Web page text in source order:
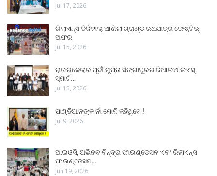
Jul 17, 2026
ରିଲାଏନ୍ସ ଡିଜିଟାଲ୍ ଆଣିଲା ଗ୍ରାଣ୍ଡ ରଥଯାତ୍ରା ଫେଷ୍ଟିଭ୍
ଅଫର
Jul 15, 2026
ରାଉରକେଲାର ପୂର୍ବୀ ଗୁପ୍ତା ସିଙ୍ଗାପୁରର ଜିଆଇଆଇଏସ୍
ସ୍ମାର୍ଟ…
Jul 15, 2026
ପାଣ୍ଡିଆନଙ୍କ ନାଁ ମୋଦି କହିଥିବେ !
Jul 9, 2026
ଆଇଓସି, ଅଭିନବ ବିନ୍ଦ୍ରା ଫାଉଣ୍ଡେସନ ଏବଂ ରିଲାଏନ୍ସ
ଫାଉଣ୍ଡେସନ…
Jun 19, 2026